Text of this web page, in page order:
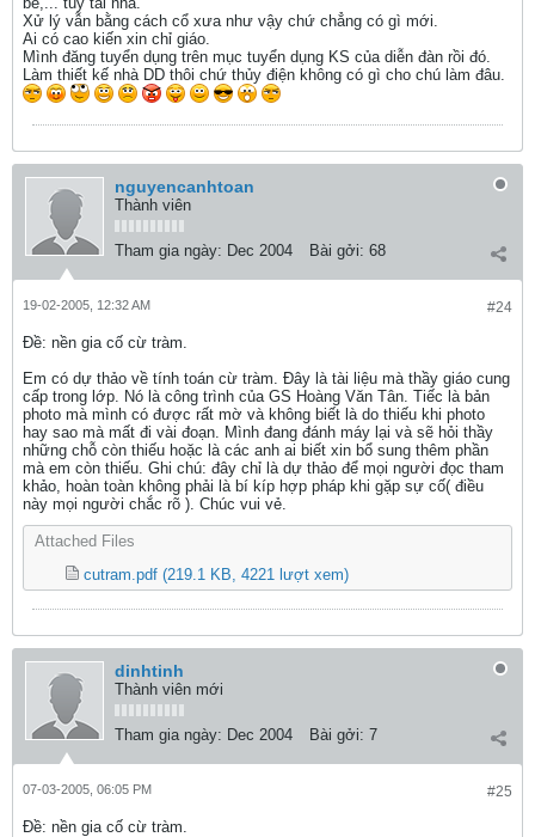
Xử lý vẫn bằng cách cổ xưa như vậy chứ chẳng có gì mới.
Ai có cao kiến xin chỉ giáo.
Mình đăng tuyển dụng trên mục tuyển dụng KS của diễn đàn rồi đó.
Làm thiết kế nhà DD thôi chứ thủy điện không có gì cho chú làm đâu.
nguyencanhtoan
Thành viên
Tham gia ngày: Dec 2004 Bài gởi: 68
#24
19-02-2005, 12:32 AM
Ðề: nền gia cố cừ tràm.
Em có dự thảo về tính toán cừ tràm. Đây là tài liệu mà thầy giáo cung
cấp trong lớp. Nó là công trình của GS Hoàng Văn Tân. Tiếc là bản
photo mà mình có được rất mờ và không biết là do thiếu khi photo
hay sao mà mất đi vài đoạn. Mình đang đánh máy lại và sẽ hỏi thầy
những chỗ còn thiếu hoặc là các anh ai biết xin bổ sung thêm phần
mà em còn thiếu. Ghi chú: đây chỉ là dự thảo để mọi người đọc tham
khảo, hoàn toàn không phải là bí kíp hợp pháp khi gặp sự cố( điều
này mọi người chắc rõ ). Chúc vui vẻ.
Attached Files
cutram.pdf (219.1 KB, 4221 lượt xem)
dinhtinh
Thành viên mới
Tham gia ngày: Dec 2004 Bài gởi: 7
#25
07-03-2005, 06:05 PM
Ðề: nền gia cố cừ tràm.